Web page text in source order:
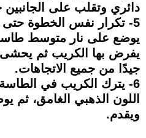
دائري وتقلب على
5- تكرار نفس الخطوة حتى
يوضع على نار متوسط
يفرض بها الكريب ثم
جيدًا من جميع الاتجاهات.
6- يترك الكريب في
اللون الذهبي الغامق، ثم
ويقدم.